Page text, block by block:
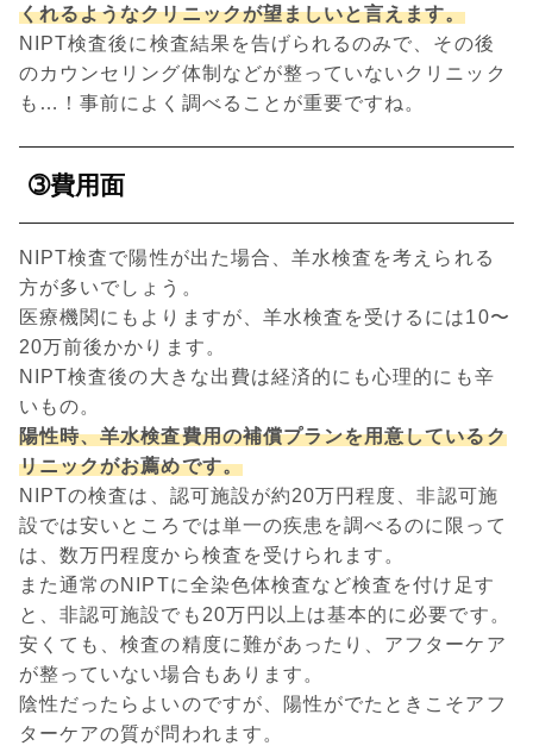
くれるようなクリニックが望ましいと言えます。
NIPT検査後に検査結果を告げられるのみで、その後
のカウンセリング体制などが整っていないクリニック
も…！事前によく調べることが重要ですね。
➂費用面
NIPT検査で陽性が出た場合、羊水検査を考えられる
方が多いでしょう。
医療機関にもよりますが、羊水検査を受けるには10〜
20万前後かかります。
NIPT検査後の大きな出費は経済的にも心理的にも辛
いもの。
陽性時、羊水検査費用の補償プランを用意しているク
リニックがお薦めです。
NIPTの検査は、認可施設が約20万円程度、非認可施
設では安いところでは単一の疾患を調べるのに限って
は、数万円程度から検査を受けられます。
また通常のNIPTに全染色体検査など検査を付け足す
と、非認可施設でも20万円以上は基本的に必要です。
安くても、検査の精度に難があったり、アフターケア
が整っていない場合もあります。
陰性だったらよいのですが、陽性がでたときこそアフ
ターケアの質が問われます。